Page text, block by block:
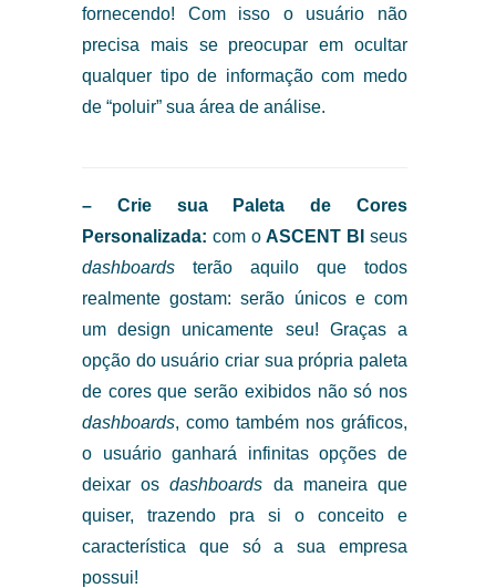
fornecendo! Com isso o usuário não
precisa mais se preocupar em ocultar
qualquer tipo de informação com medo
de “poluir” sua área de análise.
– Crie sua Paleta de Cores
Personalizada: com oASCENT BI seus
dashboards terão aquilo que todos
realmente gostam: serão únicos e com
um design unicamente seu! Graças a
opção do usuário criar sua própria paleta
de cores que serão exibidos não só nos
dashboards, como também nos gráficos,
o usuário ganhará infinitas opções de
deixar osdashboards da maneira que
quiser, trazendo pra si o conceito e
característica que só a sua empresa
possui!